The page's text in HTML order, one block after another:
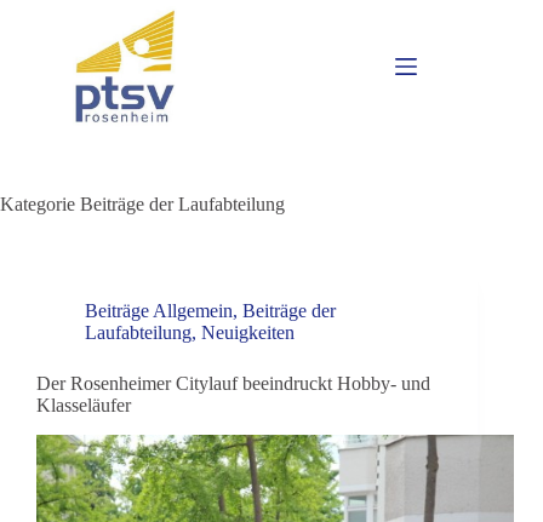
Kategorie Beiträge der Laufabteilung
Beiträge Allgemein, Beiträge der
Laufabteilung, Neuigkeiten
Der Rosenheimer Citylauf beeindruckt Hobby- und
Klasseläufer